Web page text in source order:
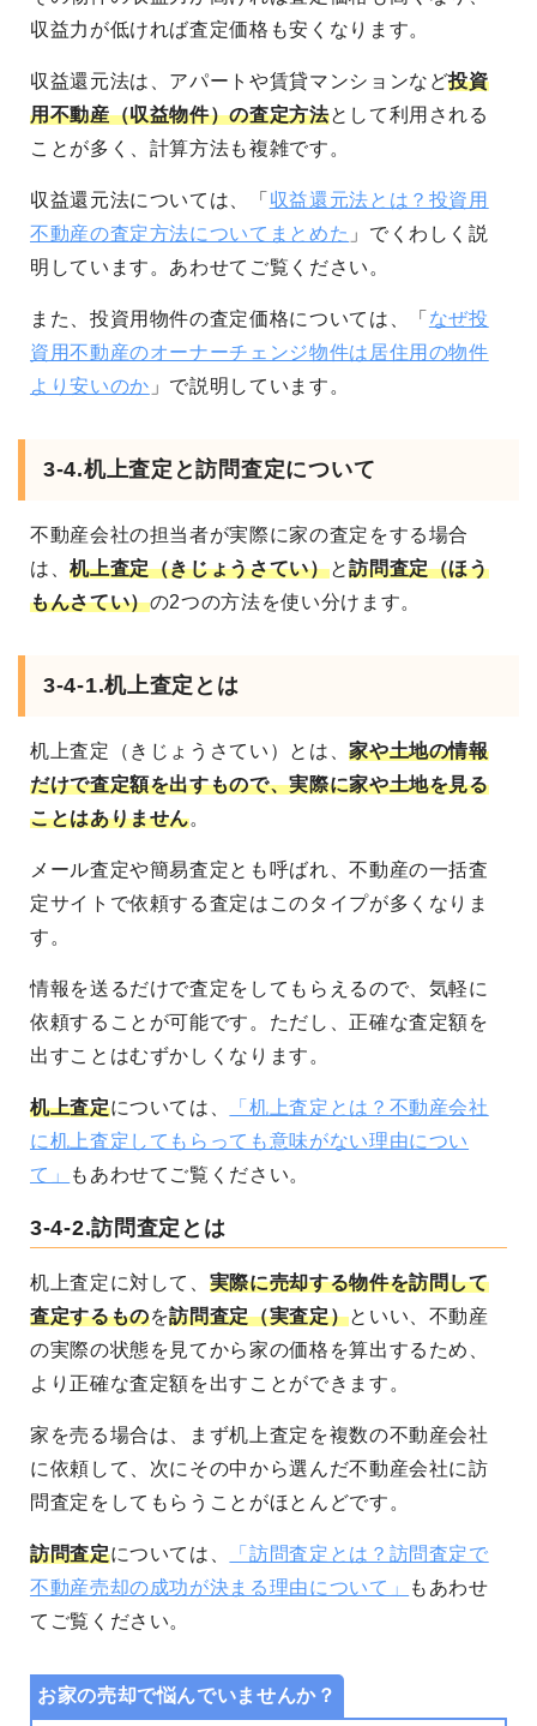
収益力が低ければ査定価格も安くなります。
収益還元法は、アパートや賃貸マンションなど投資
用不動産（収益物件）の査定方法として利用される
ことが多く、計算方法も複雑です。
収益還元法については、「 収益還元法とは？投資用
不動産の査定方法についてまとめた 」でくわしく説
明しています。あわせてご覧ください。
また、投資用物件の査定価格については、「 なぜ投
資用不動産のオーナーチェンジ物件は居住用の物件
より安いのか 」で説明しています。
3-4.机上査定と訪問査定について
不動産会社の担当者が実際に家の査定をする場合
は、机上査定（きじょうさてい）と訪問査定（ほう
もんさてい）の2つの方法を使い分けます。
3-4-1.机上査定とは
机上査定（きじょうさてい）とは、家や土地の情報
だけで査定額を出すもので、実際に家や土地を見る
ことはありません。
メール査定や簡易査定とも呼ばれ、不動産の一括査
定サイトで依頼する査定はこのタイプが多くなりま
す。
情報を送るだけで査定をしてもらえるので、気軽に
依頼することが可能です。ただし、正確な査定額を
出すことはむずかしくなります。
机上査定については、
「机上査定とは？不動産会社
に机上査定してもらっても意味がない理由につい
て」
もあわせてご覧ください。
3-4-2.訪問査定とは
机上査定に対して、 実際に売却する物件を訪問して
査定するものを訪問査定（実査定）といい、不動産
の実際の状態を見てから家の価格を算出するため、
より正確な査定額を出すことができます。
家を売る場合は、まず机上査定を複数の不動産会社
に依頼して、次にその中から選んだ不動産会社に訪
問査定をしてもらうことがほとんどです。
訪問査定については、
「訪問査定とは？訪問査定で
不動産売却の成功が決まる理由について」
もあわせ
てご覧ください。
お家の売却で悩んでいませんか？